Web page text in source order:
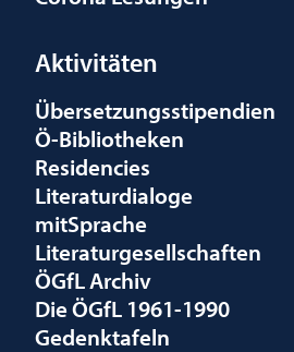
Aktivitäten
Übersetzungsstipendien
Ö-Bibliotheken
Residencies
Literaturdialoge
mitSprache
Literaturgesellschaften
ÖGfL Archiv
Die ÖGfL 1961-1990
Gedenktafeln